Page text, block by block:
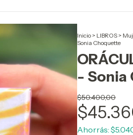
Inicio > LIBROS >
Sonia Choquette
- Sonia
$50.400,00
Ahorrás: